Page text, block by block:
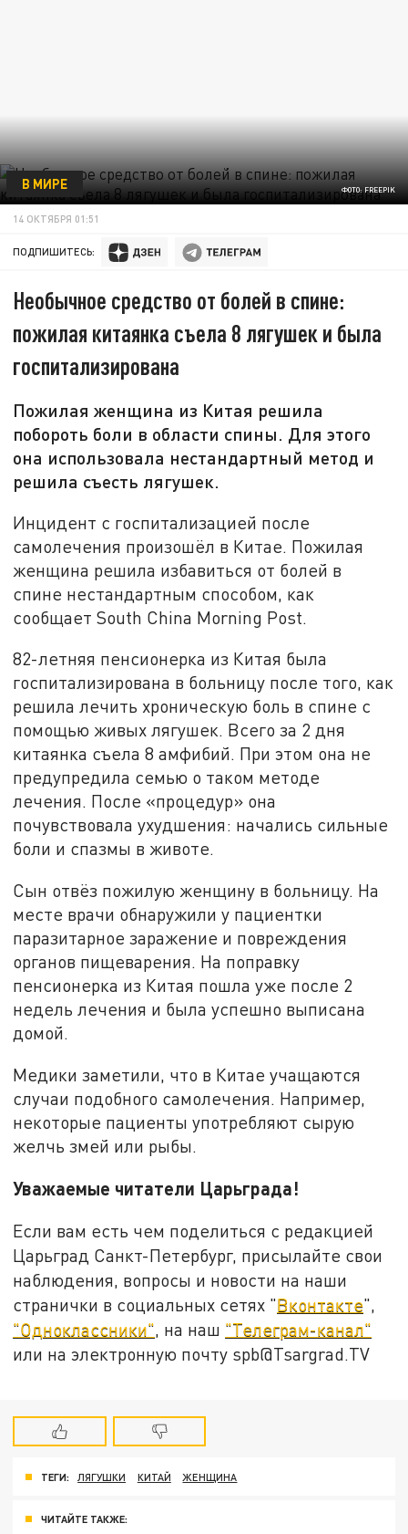
ФОТО: FREEPIK
В МИРЕ
14 ОКТЯБРЯ 01:51
ПОДПИШИТЕСЬ:
Необычное средство от болей в спине:
пожилая китаянка съела 8 лягушек и была
госпитализирована
Пожилая женщина из Китая решила
побороть боли в области спины. Для этого
она использовала нестандартный метод и
решила съесть лягушек.
Инцидент с госпитализацией после
самолечения произошёл в Китае. Пожилая
женщина решила избавиться от болей в
спине нестандартным способом, как
сообщает South China Morning Post.
82-летняя пенсионерка из Китая была
госпитализирована в больницу после того, как
решила лечить хроническую боль в спине с
помощью живых лягушек. Всего за 2 дня
китаянка съела 8 амфибий. При этом она не
предупредила семью о таком методе
лечения. После «процедур» она
почувствовала ухудшения: начались сильные
боли и спазмы в животе.
Сын отвёз пожилую женщину в больницу. На
месте врачи обнаружили у пациентки
паразитарное заражение и повреждения
органов пищеварения. На поправку
пенсионерка из Китая пошла уже после 2
недель лечения и была успешно выписана
домой.
Медики заметили, что в Китае учащаются
случаи подобного самолечения. Например,
некоторые пациенты употребляют сырую
желчь змей или рыбы.
Уважаемые читатели Царьграда!
Если вам есть чем поделиться с редакцией
Царьград Санкт-Петербург, присылайте свои
наблюдения, вопросы и новости на наши
странички в социальных сетях "Вконтакте",
"Одноклассники", на наш "Телеграм-канал"
или на электронную почту spb@Tsargrad.TV
ТЕГИ: ЛЯГУШКИ КИТАЙ ЖЕНЩИНА
ЧИТАЙТЕ ТАКЖЕ: